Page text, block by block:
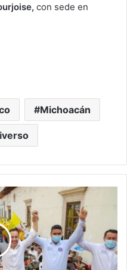
con sede en
Michoacán